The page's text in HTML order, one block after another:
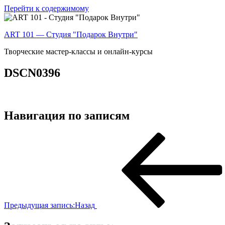
Перейти к содержимому
ART 101 — Студия "Подарок Внутри"
Творческие мастер-классы и онлайн-курсы
DSCN0396
Навигация по записям
Предыдущая запись:Назад